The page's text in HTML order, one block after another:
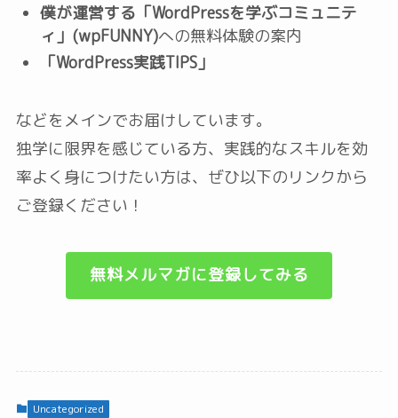
僕が運営する「WordPressを学ぶコミュニテ
ィ」(wpFUNNY)への無料体験の案内
「WordPress実践TIPS」
などをメインでお届けしています。
独学に限界を感じている方、実践的なスキルを効
率よく身につけたい方は、ぜひ以下のリンクから
ご登録ください！
無料メルマガに登録してみる
Uncategorized